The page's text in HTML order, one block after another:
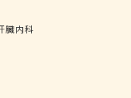
臓内科